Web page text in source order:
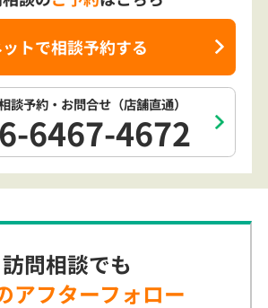
談予約 ・お問合せ
6467-4672
訪問相談でも
般も含め、ご契約後もお困り
ましたら、お気軽にご連絡く